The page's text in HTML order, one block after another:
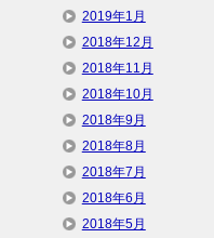
2019年1月
2018年12月
2018年11月
2018年10月
2018年9月
2018年8月
2018年7月
2018年6月
2018年5月